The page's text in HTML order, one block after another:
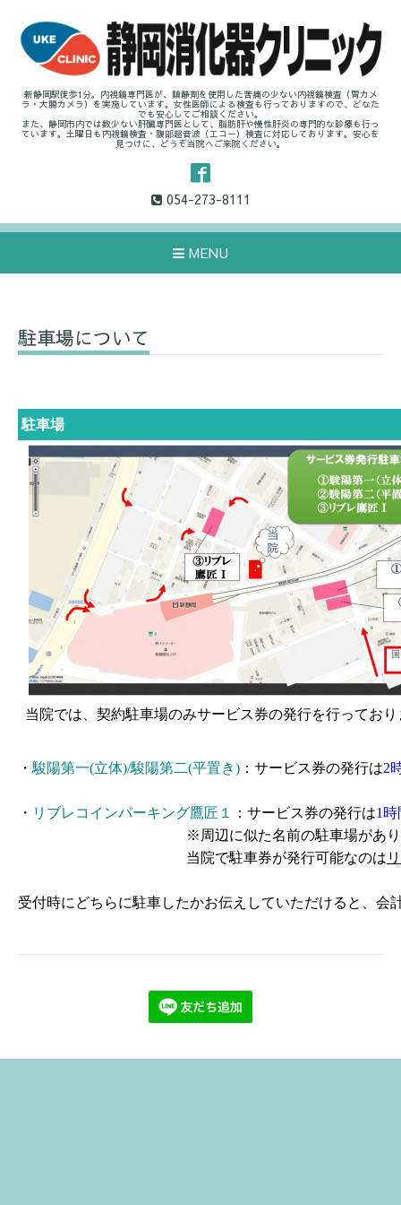
新静岡駅徒歩1分。内視鏡専門医が、鎮静剤を使用した苦痛の少ない内視鏡検査（胃カメ
ラ・大腸カメラ）を実施しています。女性医師による検査も行っておりますので、どなた
でも安心してご相談ください。
また、静岡市内では数少ない肝臓専門医として、脂肪肝や慢性肝炎の専門的な診療も行っ
ています。土曜日も内視鏡検査・腹部超音波（エコー）検査に対応しております。安心を
見つけに、どうぞ当院へご来院ください。
054-273-8111
MENU
駐車場について
駐車場
当院では、契約駐車場のみサービス券の発行を行っており
・ 駿陽第一(立体)/駿陽第二(平置き) ： サービス券の発行は2
・ リブレコインパーキング鷹匠１ ： サービス券の発行は1
※周辺に似た名前の駐車場があります。
当院で駐車券が発行可能なのは
受付時にどちらに駐車したかお伝えしていただけると、会